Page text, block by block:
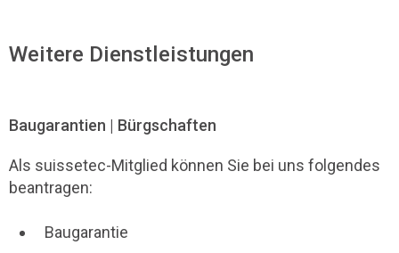
Weitere Dienstleistungen
Baugarantien | Bürgschaften
Als suissetec-Mitglied können Sie bei uns folgendes
beantragen:
Baugarantie